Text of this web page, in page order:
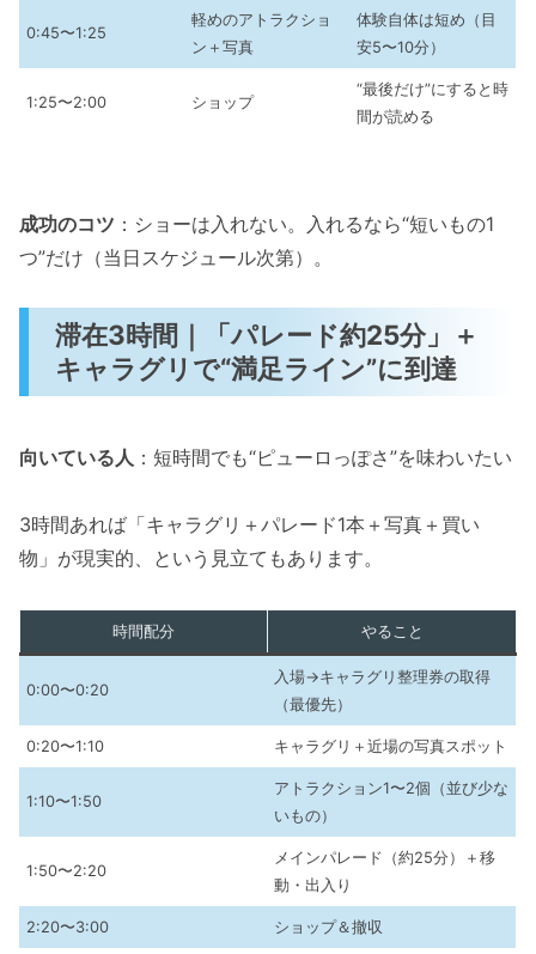
0:45〜1:25
軽めのアトラクショ
ン＋写真
体験自体は短め（目
安5〜10分）
1:25〜2:00 ショップ
“最後だけ”にすると時
間が読める
成功のコツ ：ショーは入れない。入れるなら“短いもの1
つ”だけ（当日スケジュール次第）。
滞在3時間｜「パレード約25分」＋
キャラグリで“満足ライン”に到達
向いている人 ：短時間でも“ピューロっぽさ”を味わいたい
3時間あれば「キャラグリ＋パレード1本＋写真＋買い
物」が現実的、という見立てもあります。
時間配分 やること
0:00〜0:20
入場→キャラグリ整理券の取得
（最優先）
0:20〜1:10 キャラグリ＋近場の写真スポット
1:10〜1:50
アトラクション1〜2個（並び少な
いもの）
1:50〜2:20
メインパレード（約25分）＋移
動・出入り
2:20〜3:00 ショップ＆撤収